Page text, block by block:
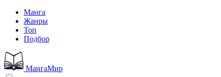
Манга
Жанры
Топ
Подбор
МангаМир